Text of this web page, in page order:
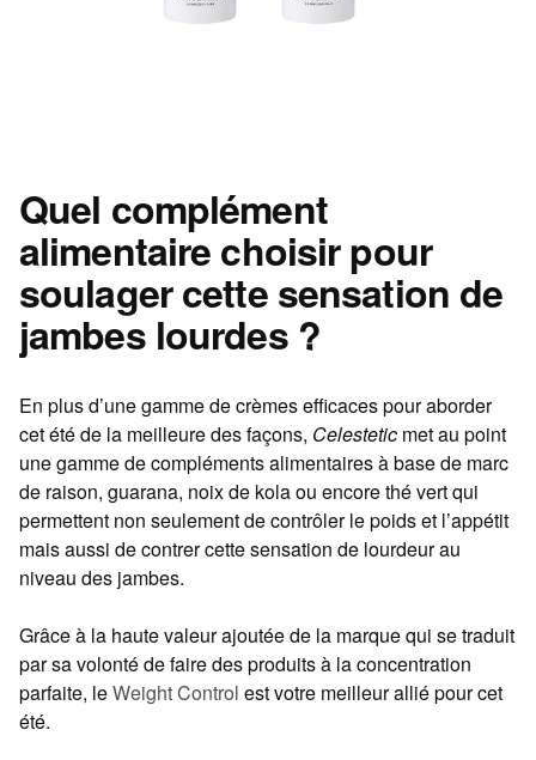
Quel complément
alimentaire choisir pour
soulager cette sensation de
jambes lourdes ?
En plus d’une gamme de crèmes efficaces pour aborder
cet été de la meilleure des façons, Celestetic met au point
une gamme de compléments alimentaires à base de marc
de raison, guarana, noix de kola ou encore thé vert qui
permettent non seulement de contrôler le poids et l’appétit
mais aussi de contrer cette sensation de lourdeur au
niveau des jambes.
Grâce à la haute valeur ajoutée de la marque qui se traduit
par sa volonté de faire des produits à la concentration
parfaite, leWeightControl est votre meilleur allié pour cet
été.